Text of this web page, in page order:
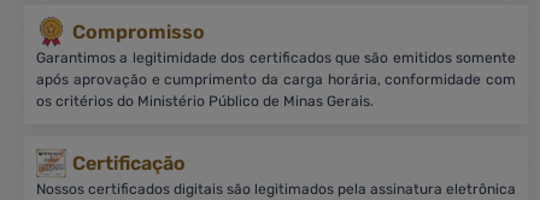
Compromisso
Garantimos a legitimidade dos certificados que são emitidos somente
após aprovação e cumprimento da carga horária, conformidade com
os critérios do Ministério Público de Minas Gerais.
Certificação
Nossos certificados digitais são legitimados pela assinatura eletrônica